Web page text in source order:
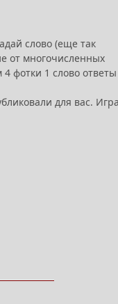
слово (еще так
от многочисленных
фотки 1 слово
для вас.